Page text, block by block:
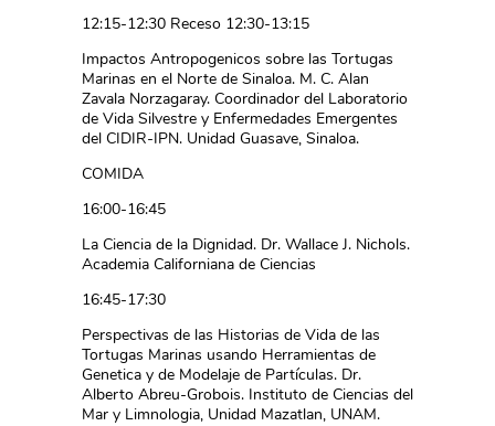
12:15-12:30 Receso 12:30-13:15
Impactos Antropogenicos sobre las Tortugas
Marinas en el Norte de Sinaloa. M. C. Alan
Zavala Norzagaray. Coordinador del Laboratorio
de Vida Silvestre y Enfermedades Emergentes
del CIDIR-IPN. Unidad Guasave, Sinaloa.
COMIDA
16:00-16:45
La Ciencia de la Dignidad. Dr. Wallace J. Nichols.
Academia Californiana de Ciencias
16:45-17:30
Perspectivas de las Historias de Vida de las
Tortugas Marinas usando Herramientas de
Genetica y de Modelaje de Partículas. Dr.
Alberto Abreu-Grobois. Instituto de Ciencias del
Mar y Limnologi­a, Unidad Mazatlan, UNAM.